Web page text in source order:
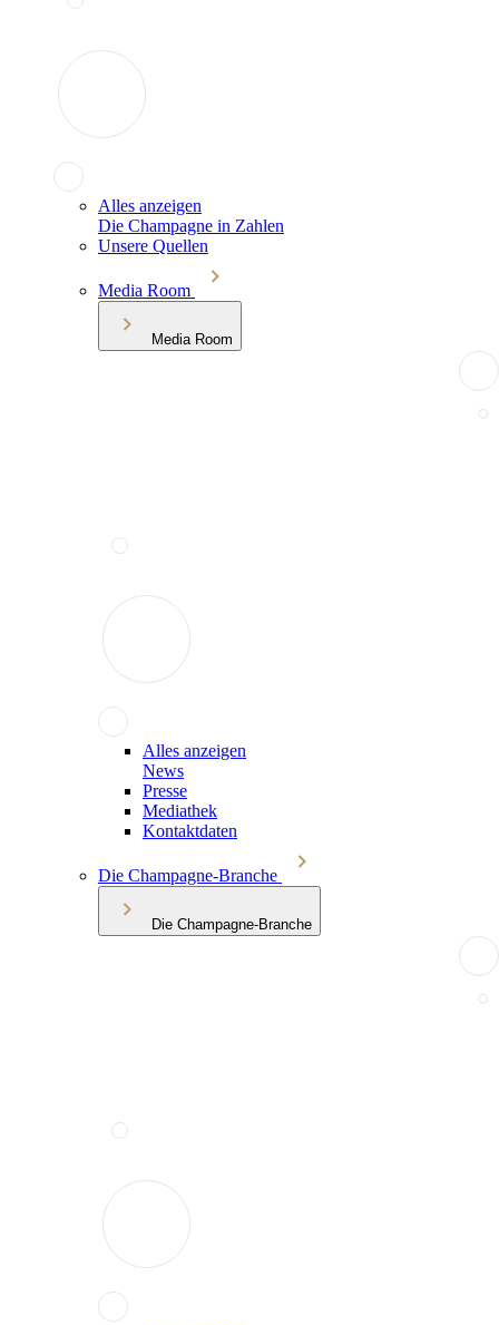
Alles anzeigen
Die Champagne in Zahlen
Unsere Quellen
Media Room
Media Room
Alles anzeigen
News
Presse
Mediathek
Kontaktdaten
Die Champagne-Branche
Die Champagne-Branche